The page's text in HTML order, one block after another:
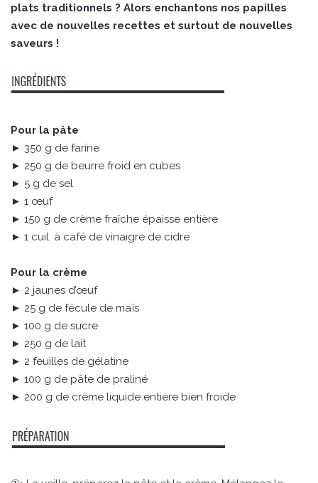
plats traditionnels ? Alors enchantons nos papilles
avec de nouvelles recettes et surtout de nouvelles
saveurs !
Pour la pâte
► 350 g de farine
► 250 g de beurre froid en cubes
► 5 g de sel
► 1 œuf
► 150 g de crème fraîche épaisse entière
► 1 cuil. à café de vinaigre de cidre
Pour la crème
► 2 jaunes d’œuf
► 25 g de fécule de maïs
► 100 g de sucre
► 250 g de lait
► 2 feuilles de gélatine
► 100 g de pâte de praliné
► 200 g de crème liquide entière bien froide